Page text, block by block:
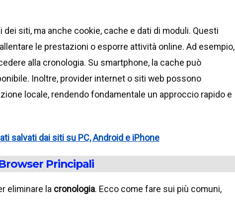
siti, ma anche cookie, cache e dati di moduli. Questi
le prestazioni o esporre attività online. Ad esempio,
alla cronologia. Su smartphone, la cache può
Inoltre, provider internet o siti web possono
locale, rendendo fondamentale un approccio rapido e
salvati dai siti su PC, Android e iPhone
Principali
eliminare la cronologia. Ecco come fare sui più comuni,